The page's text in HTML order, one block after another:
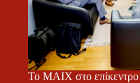
Το ΜΑΙΧ στο επίκεντρο